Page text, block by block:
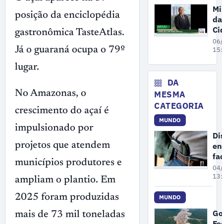
posição da enciclopédia
gastronômica TasteAtlas.
Já o guaraná ocupa o 79º
lugar.
No Amazonas, o
crescimento do açaí é
impulsionado por
projetos que atendem
municípios produtores e
ampliam o plantio. Em
2025 foram produzidas
mais de 73 mil toneladas
DA
MESMA
CATEGORIA
MUNDO
e
MUNDO